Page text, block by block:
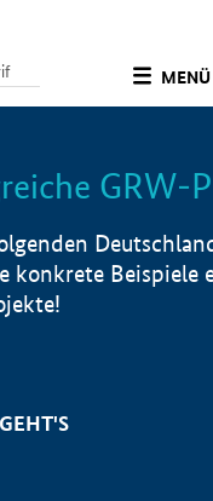
MENÜ
GRW-
konkrete Beispiele